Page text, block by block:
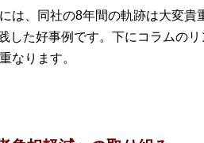
は、同社の8年間の軌跡は大変貴
た好事例です。下にコラムのリ
なります。